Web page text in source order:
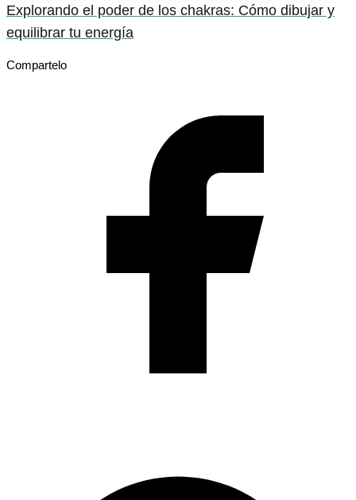
Explorando el poder de los chakras: Cómo dibujar y
equilibrar tu energía
Compartelo